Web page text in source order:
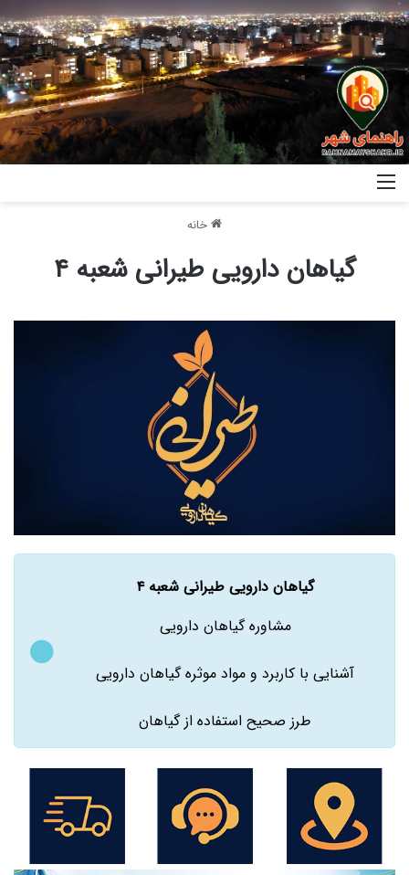
خانه
گیاهان دارویی طیرانی شعبه ۴
گیاهان دارویی طیرانی شعبه ۴
مشاوره گیاهان دارویی
آشنایی با کاربرد و مواد موثره گیاهان دارویی
طرز صحیح استفاده از گیاهان